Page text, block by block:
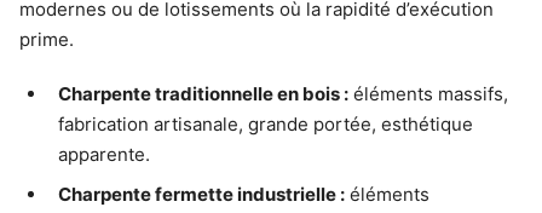
modernes ou de lotissements où la rapidité d’exécution
prime.
Charpente traditionnelle en bois : éléments massifs,
fabrication artisanale, grande portée, esthétique
apparente.
Charpente fermette industrielle : éléments